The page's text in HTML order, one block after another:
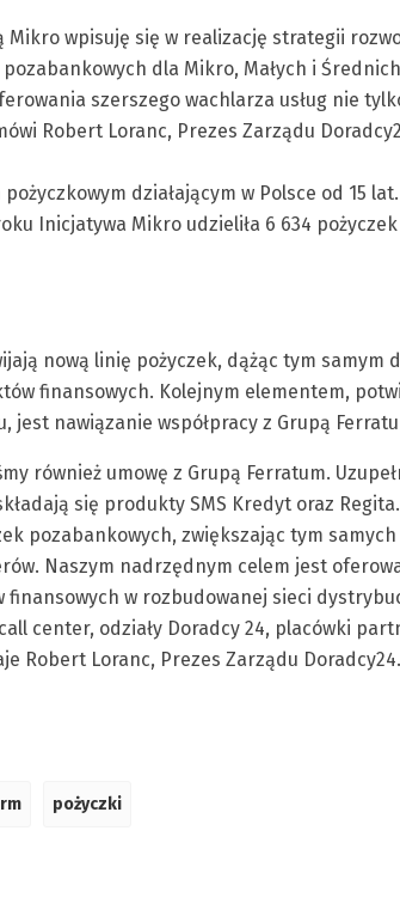
wpisuję się w realizację strategii
dla Mikro, Małych i
szerszego wachlarza usług nie
Robert Loranc, Prezes Zarządu
działającym w Polsce od 15
Inicjatywa Mikro udzieliła 6 634
nową linię pożyczek, dążąc tym samym
finansowych. Kolejnym elementem,
jest nawiązanie współpracy z Grupą
również umowę z Grupą Ferratum.
się produkty SMS Kredyt oraz Regita.
pozabankowych, zwiększając tym
Naszym nadrzędnym celem jest
w rozbudowanej sieci
center, odziały Doradcy 24, placówki
Robert Loranc, Prezes Zarządu Doradcy24.
pożyczki